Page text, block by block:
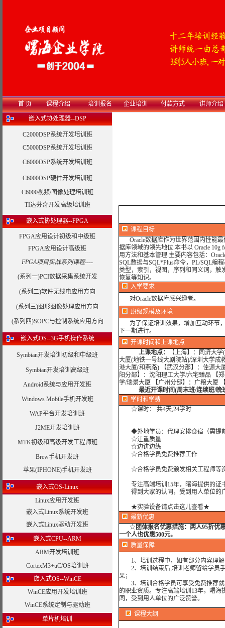
首 页 课程介绍 培训报名 企业培训 付款方式 讲师介绍
嵌入式协处理器--DSP
C2000DSP系统开发培训班
C5000DSP系统开发培训班
C6000DSP系统开发培训班
C6000DSP硬件开发培训班
C6000视频/图像处理培训班
TI达芬奇开发高级培训班
嵌入式协处理器--FPGA
FPGA应用设计初级和中级班
FPGA应用设计高级班
FPGA项目实战系列课程----
(系列一)PCI数据采集系统开发
(系列二)软件无线电应用方向
(系列三)图形图像处理应用方向
(系列四)SOPC与控制系统应用方向
嵌入式OS--3G手机操作系统
Symbian开发培训初级和中级班
Symbian开发培训高级班
Android系统与应用开发班
Windows Mobile手机开发班
WAP平台开发培训班
J2ME开发培训班
MTK初级和高级开发工程师班
Brew手机开发班
苹果(IPHONE)手机开发班
嵌入式OS-Linux
Linux应用开发班
嵌入式Linux系统开发班
嵌入式Linux驱动开发班
嵌入式CPU--ARM
ARM开发培训班
CortexM3+uC/OS培训班
嵌入式OS--WinCE
WinCE应用开发培训班
WinCE系统定制与驱动班
单片机培训
课程目标
Oracle数据库作为世界范围内性能
据库领域的领先地位.本书以 Oracle 10g
用方法和基本管理.主要内容包括：
SQL数据与SQL*Plus命令，PL/SQL编
类型，索引，视图，序列和同义词，触
恢复等知识。
入学要求
对Oracle数据库感兴趣者。
班级规模及环境
为了保证培训效果，增加互动环节，
下一期进行。
开课时间和上课地点
上课地点：
【上海】：同济大
大厦(地铁一号线大剧院站)/深圳大学成
港大厦(和燕路) 【武汉分部】：佳源大
阳分部】：沈阳理工大学/六宅臻品 【
学/瑞景大厦 【广州分部】：广粮大厦
最近开课时间(周末班/连续班/晚
学时和学费
☆课时： 共4天,24学时
◆外地学员：代理安排食宿（需提
☆注重质量
☆边讲边练
☆合格学员免费推荐工作
☆合格学员免费颁发相关工程师等
专注高端培训15年，曙海提供的证
得到大家的认同，受到用人单位的
★实验设备请点击这儿查看★
最新优惠
☆ 团体报名优惠措施： 两人95折优
一个人也优惠500元。
质量保障
1、培训过程中，如有部分内容理解
2、培训结束后,培训老师留给学员手
果；
3、培训合格学员可享受免费推荐就
的职业资质。专注高端培训13年，曙
同，受到用人单位的广泛赞誉。
课程大纲